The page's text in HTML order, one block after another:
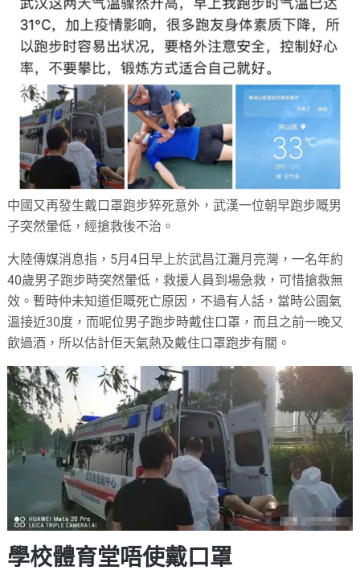
中國又再發生戴口罩跑步猝死意外，武漢一位朝早跑步嘅男
子突然暈低，經搶救後不治。
大陸傳媒消息指，5月4日早上於武昌江灘月亮灣，一名年約
40歲男子跑步時突然暈低，救援人員到場急救，可惜搶救無
效。暫時仲未知道佢嘅死亡原因，不過有人話，當時公園氣
溫接近30度，而呢位男子跑步時戴住口罩，而且之前一晚又
飲過酒，所以估計佢天氣熱及戴住口罩跑步有關。
學校體育堂唔使戴口罩